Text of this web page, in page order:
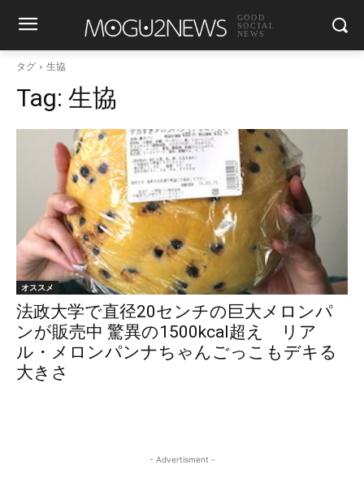
GOOD
SOCIAL
NEWS
タグ 生協
Tag: 生協
オススメ
法政大学で直径20センチの巨大メロンパ
ンが販売中 驚異の1500kcal超え リア
ル・メロンパンナちゃんごっこもデキる
大きさ
- Advertisment -